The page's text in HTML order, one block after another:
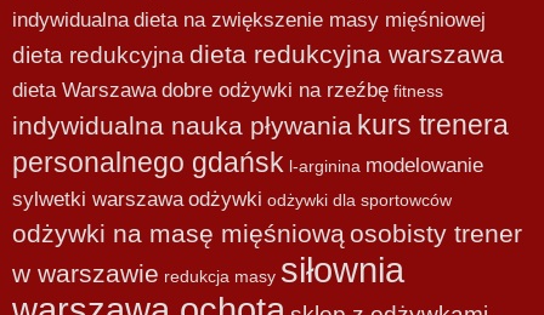
indywidualna dieta na zwiększenie masy mięśniowej
dieta redukcyjnadieta redukcyjna warszawa
dieta Warszawa dobre odżywki na rzeźbę fitness
indywidualna nauka pływania kurs trenera
personalnego gdańsk l-arginina modelowanie
sylwetki warszawa odżywki odżywki dla sportowców
odżywki na masę mięśniowąosobisty trener
w warszawie redukcja masy siłownia